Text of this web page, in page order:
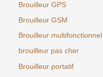
Brouilleur GPS
Brouilleur GSM
Brouilleur multifonctionnel
brouilleur pas cher
Brouilleur portatif